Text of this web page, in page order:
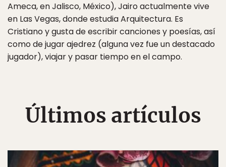
Ameca, en Jalisco, México), Jairo actualmente vive
en Las Vegas, donde estudia Arquitectura. Es
Cristiano y gusta de escribir canciones y poesías, así
como de jugar ajedrez (alguna vez fue un destacado
jugador), viajar y pasar tiempo en el campo.
Últimos artículos